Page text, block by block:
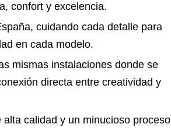
confort y excelencia.
cuidando cada detalle para
en cada modelo.
mismas instalaciones donde se
directa entre creatividad y
calidad y un minucioso proceso